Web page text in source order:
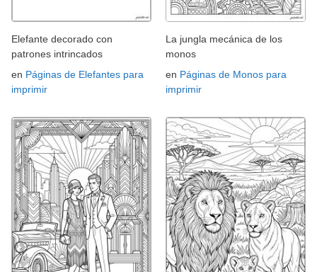
Elefante decorado con
patrones intrincados
en Páginas de Elefantes para
imprimir
La jungla mecánica de los
monos
en Páginas de Monos para
imprimir